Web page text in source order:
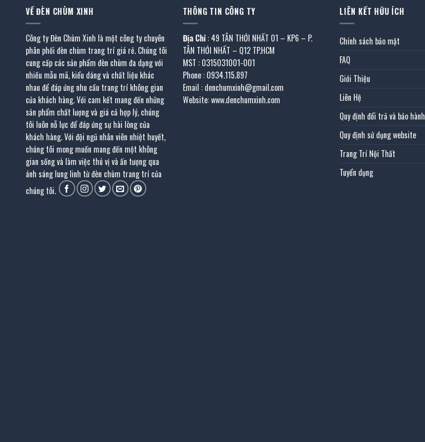
VỀ ĐÈN CHÙM XINH
Công ty Đèn Chùm Xinh là một công ty chuyên
phân phối đèn chùm trang trí giá rẻ. Chúng tôi
cung cấp các sản phẩm đèn chùm đa dạng với
nhiều mẫu mã, kiểu dáng và chất liệu khác
nhau để đáp ứng nhu cầu trang trí không gian
của khách hàng. Với cam kết mang đến những
sản phẩm chất lượng và giá cả hợp lý, chúng
tôi luôn nỗ lực để đáp ứng sự hài lòng của
khách hàng. Với đội ngũ nhân viên nhiệt huyết,
chúng tôi mong muốn mang đến một không
gian sống và làm việc thú vị và ấn tượng qua
ánh sáng lung linh từ đèn chùm trang trí của
chúng tôi.
THÔNG TIN CÔNG TY
Địa Chỉ : 49 TÂN THỚI NHẤT 01 – KP6 – P.
TÂN THỚI NHẤT – Q12 TP.HCM
MST : 0315031001-001
Phone : 0934.115.897
Email : denchumxinh@gmail.com
Website: www.denchumxinh.com
LIÊN KẾT HỮU ÍCH
Chính sách bảo mật
FAQ
Giới Thiệu
Liên Hệ
Quy định đổi trả và bảo hành
Quy định sử dụng website
Trang Trí Nội Thất
Tuyển dụng